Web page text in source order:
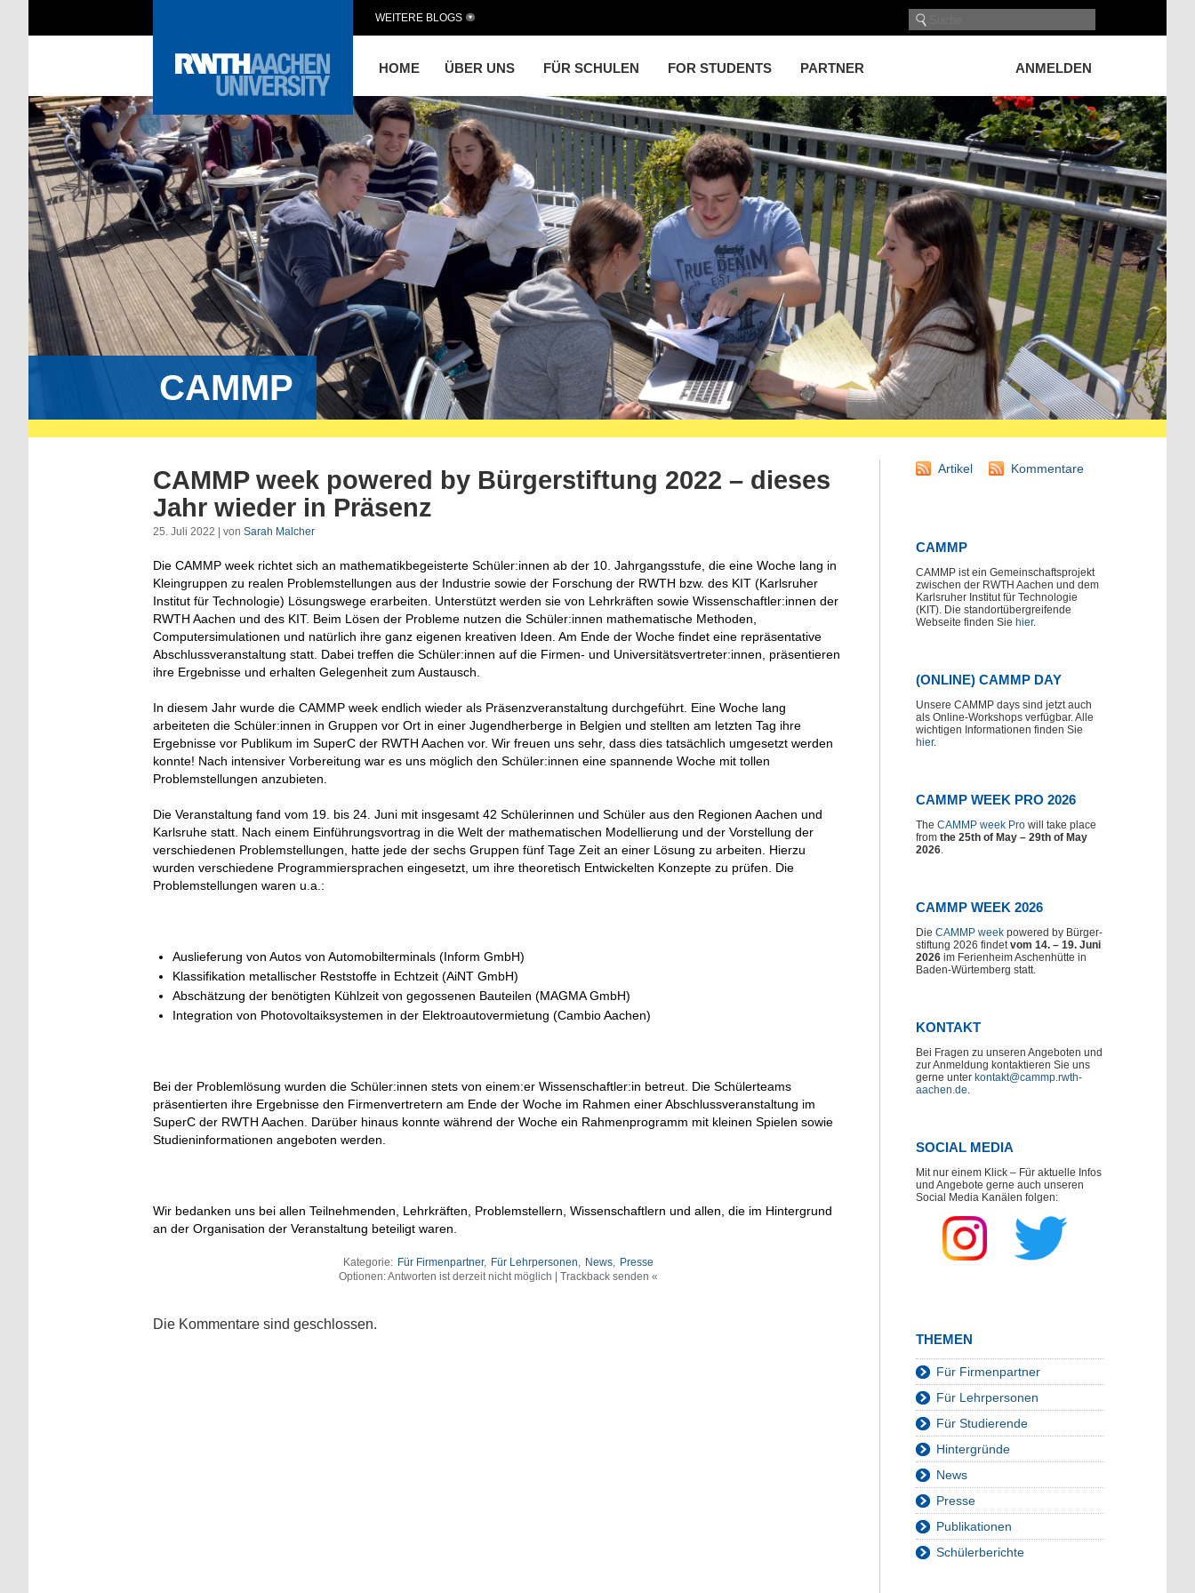
HOME ÜBER UNS FÜR SCHULEN FOR STUDENTS PARTNER ANMELDEN
WEITERE BLOGS
CAMMP
CAMMP week powered by Bürgerstiftung 2022 – dieses
Jahr wieder in Präsenz
25. Juli 2022 | von Sarah Malcher
Die CAMMP week richtet sich an mathematikbegeisterte Schüler:innen ab der 10. Jahrgangsstufe, die eine Woche lang in
Kleingruppen zu realen Problemstellungen aus der Industrie sowie der Forschung der RWTH bzw. des KIT (Karlsruher
Institut für Technologie) Lösungswege erarbeiten. Unterstützt werden sie von Lehrkräften sowie Wissenschaftler:innen der
RWTH Aachen und des KIT. Beim Lösen der Probleme nutzen die Schüler:innen mathematische Methoden,
Computersimulationen und natürlich ihre ganz eigenen kreativen Ideen. Am Ende der Woche findet eine repräsentative
Abschlussveranstaltung statt. Dabei treffen die Schüler:innen auf die Firmen- und Universitätsvertreter:innen, präsentieren
ihre Ergebnisse und erhalten Gelegenheit zum Austausch.
In diesem Jahr wurde die CAMMP week endlich wieder als Präsenzveranstaltung durchgeführt. Eine Woche lang
arbeiteten die Schüler:innen in Gruppen vor Ort in einer Jugendherberge in Belgien und stellten am letzten Tag ihre
Ergebnisse vor Publikum im SuperC der RWTH Aachen vor. Wir freuen uns sehr, dass dies tatsächlich umgesetzt werden
konnte! Nach intensiver Vorbereitung war es uns möglich den Schüler:innen eine spannende Woche mit tollen
Problemstellungen anzubieten.
Die Veranstaltung fand vom 19. bis 24. Juni mit insgesamt 42 Schülerinnen und Schüler aus den Regionen Aachen und
Karlsruhe statt. Nach einem Einführungsvortrag in die Welt der mathematischen Modellierung und der Vorstellung der
verschiedenen Problemstellungen, hatte jede der sechs Gruppen fünf Tage Zeit an einer Lösung zu arbeiten. Hierzu
wurden verschiedene Programmiersprachen eingesetzt, um ihre theoretisch Entwickelten Konzepte zu prüfen. Die
Problemstellungen waren u.a.:
Auslieferung von Autos von Automobilterminals (Inform GmbH)
Klassifikation metallischer Reststoffe in Echtzeit (AiNT GmbH)
Abschätzung der benötigten Kühlzeit von gegossenen Bauteilen (MAGMA GmbH)
Integration von Photovoltaiksystemen in der Elektroautovermietung (Cambio Aachen)
Bei der Problemlösung wurden die Schüler:innen stets von einem:er Wissenschaftler:in betreut. Die Schülerteams
präsentierten ihre Ergebnisse den Firmenvertretern am Ende der Woche im Rahmen einer Abschlussveranstaltung im
SuperC der RWTH Aachen. Darüber hinaus konnte während der Woche ein Rahmenprogramm mit kleinen Spielen sowie
Studieninformationen angeboten werden.
Wir bedanken uns bei allen Teilnehmenden, Lehrkräften, Problemstellern, Wissenschaftlern und allen, die im Hintergrund
an der Organisation der Veranstaltung beteiligt waren.
Kategorie: Für Firmenpartner, Für Lehrpersonen, News, Presse
Optionen: Antworten ist derzeit nicht möglich | Trackback senden «
Die Kommentare sind geschlossen.
Artikel Kommentare
CAMMP
CAMMP ist ein Gemeinschaftsprojekt
zwischen der RWTH Aachen und dem
Karlsruher Institut für Technologie
(KIT). Die standortübergreifende
Webseite finden Sie hier.
(ONLINE) CAMMP DAY
Unsere CAMMP days sind jetzt auch
als Online-Workshops verfügbar. Alle
wichtigen Informationen finden Sie
hier.
CAMMP WEEK PRO 2026
The CAMMP week Pro will take place
from the 25th of May – 29th of May
2026.
CAMMP WEEK 2026
Die CAMMP week powered by Bürger-
stiftung 2026 findetvom 14. – 19. Juni
2026 im Ferienheim Aschenhütte in
Baden-Würtemberg statt.
KONTAKT
Bei Fragen zu unseren Angeboten und
zur Anmeldung kontaktieren Sie uns
gerne unter kontakt@cammp.rwth-
aachen.de.
SOCIAL MEDIA
Mit nur einem Klick – Für aktuelle Infos
und Angebote gerne auch unseren
Social Media Kanälen folgen:
THEMEN
Für Firmenpartner
Für Lehrpersonen
Für Studierende
Hintergründe
News
Presse
Publikationen
Schülerberichte